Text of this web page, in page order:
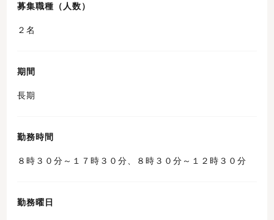
募集職種（人数）
２名
期間
長期
勤務時間
８時３０分～１７時３０分、８時３０分～１２時３０分
勤務曜日